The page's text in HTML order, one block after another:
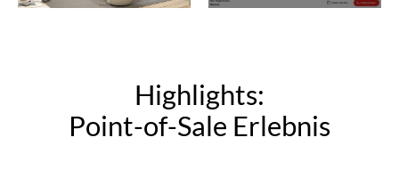
Highlights:
Point-of-Sale Erlebnis